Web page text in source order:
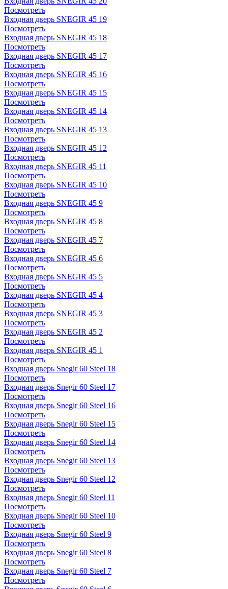
Посмотреть
Входная дверь SNEGIR 45 19
Посмотреть
Входная дверь SNEGIR 45 18
Посмотреть
Входная дверь SNEGIR 45 17
Посмотреть
Входная дверь SNEGIR 45 16
Посмотреть
Входная дверь SNEGIR 45 15
Посмотреть
Входная дверь SNEGIR 45 14
Посмотреть
Входная дверь SNEGIR 45 13
Посмотреть
Входная дверь SNEGIR 45 12
Посмотреть
Входная дверь SNEGIR 45 11
Посмотреть
Входная дверь SNEGIR 45 10
Посмотреть
Входная дверь SNEGIR 45 9
Посмотреть
Входная дверь SNEGIR 45 8
Посмотреть
Входная дверь SNEGIR 45 7
Посмотреть
Входная дверь SNEGIR 45 6
Посмотреть
Входная дверь SNEGIR 45 5
Посмотреть
Входная дверь SNEGIR 45 4
Посмотреть
Входная дверь SNEGIR 45 3
Посмотреть
Входная дверь SNEGIR 45 2
Посмотреть
Входная дверь SNEGIR 45 1
Посмотреть
Входная дверь Snegir 60 Steel 18
Посмотреть
Входная дверь Snegir 60 Steel 17
Посмотреть
Входная дверь Snegir 60 Steel 16
Посмотреть
Входная дверь Snegir 60 Steel 15
Посмотреть
Входная дверь Snegir 60 Steel 14
Посмотреть
Входная дверь Snegir 60 Steel 13
Посмотреть
Входная дверь Snegir 60 Steel 12
Посмотреть
Входная дверь Snegir 60 Steel 11
Посмотреть
Входная дверь Snegir 60 Steel 10
Посмотреть
Входная дверь Snegir 60 Steel 9
Посмотреть
Входная дверь Snegir 60 Steel 8
Посмотреть
Входная дверь Snegir 60 Steel 7
Посмотреть